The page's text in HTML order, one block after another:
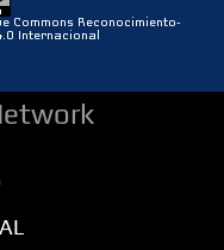
Commons Reconocimiento-
Internacional